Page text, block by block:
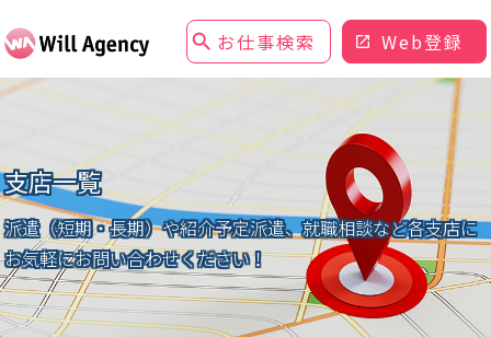
Web登録
お仕事検索
支店一覧
派遣（短期・長期）や紹介予定派遣、就職相談など各支店に
お気軽にお問い合わせください！